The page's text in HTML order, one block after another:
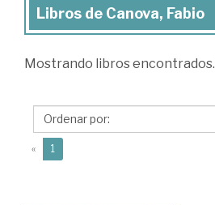
Libros
Canova,
Libros de Canova, Fabio
Mostrando libros encontrados.
« 1